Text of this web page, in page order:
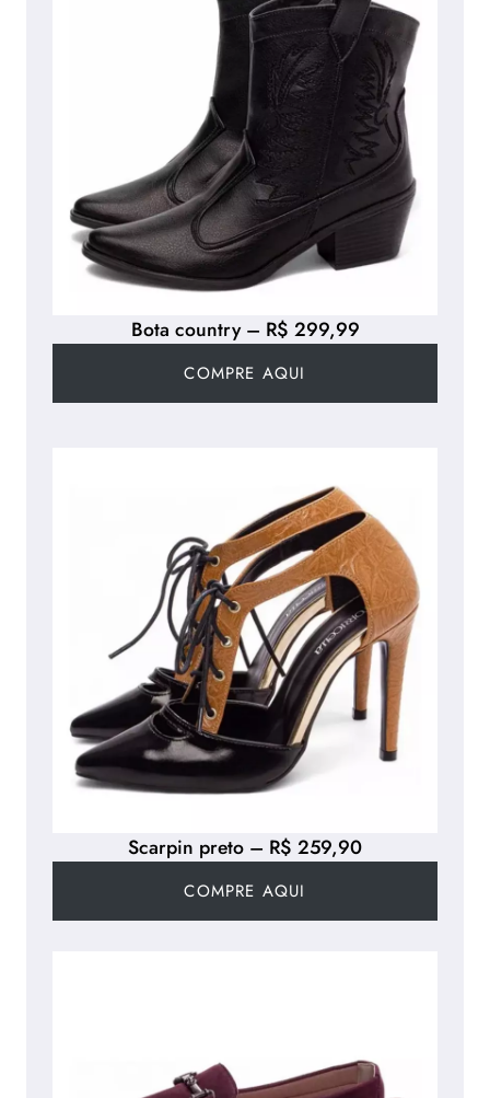
Scarpin preto – R$ 259,90
COMPRE AQUI
Bota country – R$ 299,99
COMPRE AQUI